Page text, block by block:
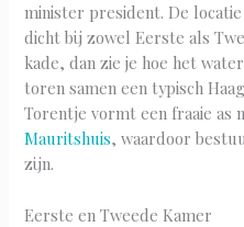
minister president. De
dicht bij zowel Eerste als
kade, dan zie je hoe het
toren samen een typisch
Torentje vormt een fraaie as
Mauritshuis, waardoor
zijn.
Eerste en Tweede Kamer